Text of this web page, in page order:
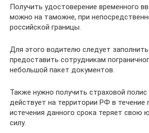
Получить удостоверение временного
можно на таможне, при
российской границы.
Для этого водителю следует
предоставить сотрудникам
небольшой пакет документов.
Также нужно получить страховой
действует на территории РФ в течение
истечения данного срока теряет свою
силу.